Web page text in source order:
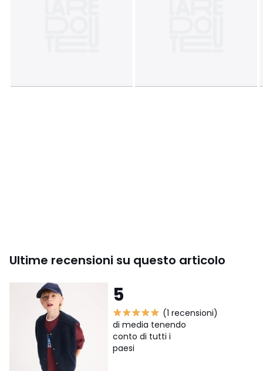
Ultime recensioni su questo articolo
5
(1 recensioni)
di media tenendo
conto di tutti i
paesi